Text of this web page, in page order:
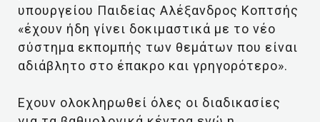
υπουργείου Παιδείας Αλέξανδρος Κοπτσής
«έχουν ήδη γίνει δοκιμαστικά με το νέο
σύστημα εκπομπής των θεμάτων που είναι
αδιάβλητο στο έπακρο και γρηγορότερο».
Εχουν ολοκληρωθεί όλες οι διαδικασίες